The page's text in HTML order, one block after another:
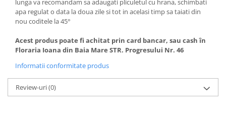
lunga va recomandam sa adaugati pliculetul cu hrana, schimbati
apa regulat o data la doua zile si tot in acelasi timp sa taiati din
nou coditele la 45°
Acest produs poate fi achitat prin card bancar, sau cash în
Floraria Ioana din Baia Mare STR. Progresului Nr. 46
Informatii conformitate produs
Review-uri(0)